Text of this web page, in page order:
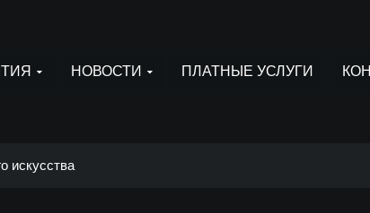
НОВОСТИ ПЛАТНЫЕ УСЛУГИ
искусства